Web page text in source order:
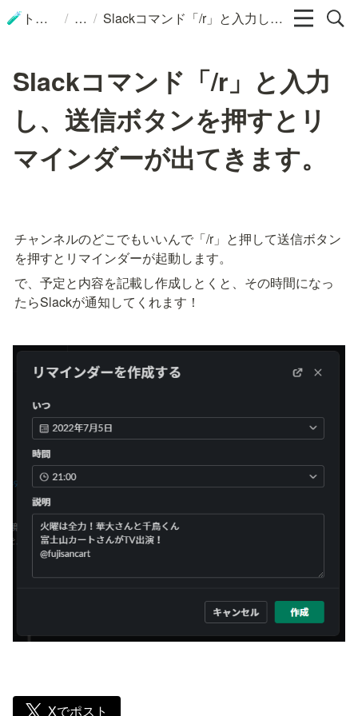
🧪 トップ / / Slackコマンド「/r」と入力し、送信ボタンを押すとリマインダーが出てきます。
Slackコマンド「/r」と入力
し、送信ボタンを押すとリ
マインダーが出てきます。
チャンネルのどこでもいいんで「/r」と押して送信ボタン
を押すとリマインダーが起動します。
で、予定と内容を記載し作成しとくと、その時間になっ
たらSlackが通知してくれます！
Xでポスト